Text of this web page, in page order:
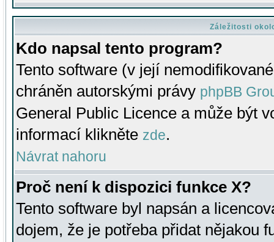
Záležitosti
Kdo napsal tento program?
Tento software (v její
chráněn autorskými právy phpBB
General Public Licence a může být
informací klikněte zde.
Návrat nahoru
Proč není k dispozici funkce X?
Tento software byl napsán a
dojem, že je potřeba přidat nějakou